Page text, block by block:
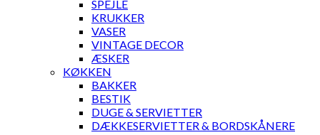
SPEJLE
KRUKKER
VASER
VINTAGE DECOR
ÆSKER
KØKKEN
BAKKER
BESTIK
DUGE & SERVIETTER
DÆKKESERVIETTER & BORDSKÅNERE